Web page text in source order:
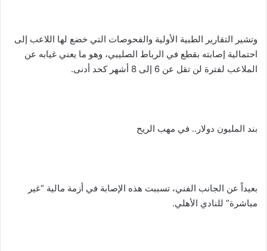
وتشير التقارير الطبية الأولية والفحوصات التي خضع لها اللاعب إلى
احتمالية إصابته بقطع في الرباط الصليبي، وهو ما يعني غيابه عن
الملاعب لفترة لن تقل عن 6 إلى 8 أشهر كحد أدنى.
​بند المليون دولار.. في مهب الريح
​بعيداً عن الجانب الفني، تسببت هذه الإصابة في أزمة مالية “غير
مباشرة” للنادي الأهلي.